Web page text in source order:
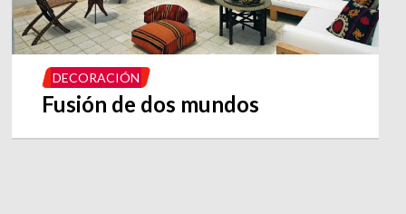
DECORACIÓN
Fusión de dos mundos